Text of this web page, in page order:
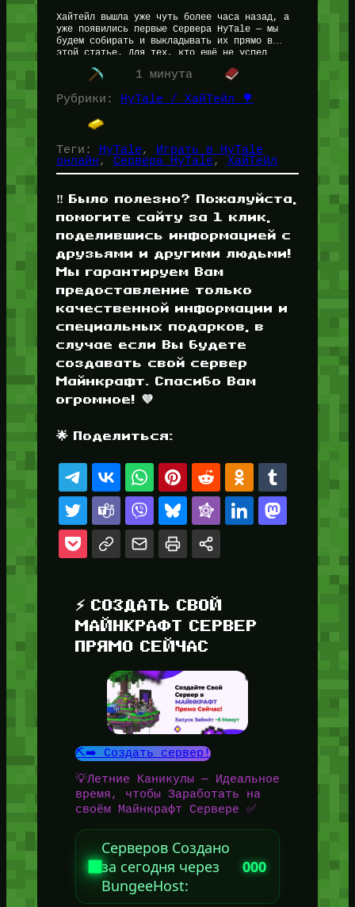
Хайтейл вышла уже чуть более часа назад, а
уже появились первые Сервера HyTale — мы
будем собирать и выкладывать их прямо в
этой статье. Для тех, кто ещё не успел…
1 минута
Рубрики: HyTale / ХайТейл 🌳
Теги: HyTale,
Играть в HyTale
онлайн, Сервера HyTale, ХайТейл
‼️ Было полезно? Пожалуйста,
помогите сайту за 1 клик,
поделившись информацией с
друзьями и другими людьми!
Мы гарантируем Вам
предоставление только
качественной информации и
специальных подарков, в
случае если Вы будете
создавать свой сервер
Майнкрафт. Спасибо Вам
огромное! 💜
🌟 Поделиться:
⚡ СОЗДАТЬ СВОЙ
МАЙНКРАФТ СЕРВЕР
ПРЯМО СЕЙЧАС
⛏️➡️ Создать сервер!
💡Летние Каникулы — Идеальное
время, чтобы Заработать на
своём Майнкрафт Сервере ✅
Серверов Создано
за сегодня через
BungeeHost:
000